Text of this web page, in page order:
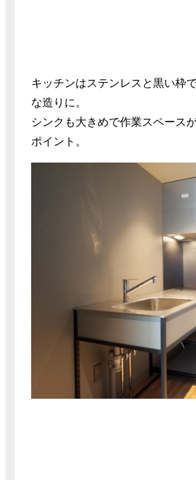
キッチンはステンレスと黒い枠
な造りに。
シンクも大きめで作業スペース
ポイント。